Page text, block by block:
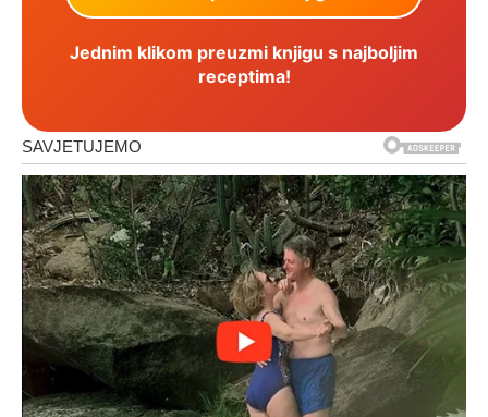
Jednim klikom preuzmi knjigu s najboljim
receptima!